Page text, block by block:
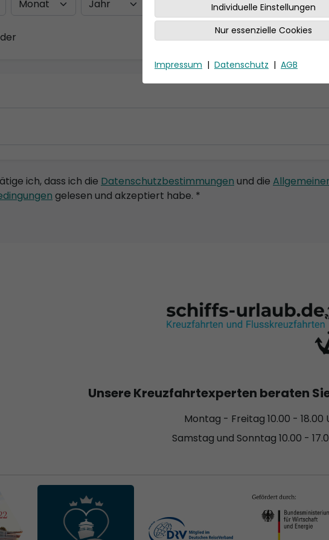
ich, dass ich die Datenschutzbestimmungen und die
gelesen und akzeptiert habe. *
Individuelle Einstellungen
Nur essenzielle Cookies
Impressum | Datenschutz | AGB
Unsere Kreuzfahrtexperten beraten
Montag - Freitag 10.00 - 18.00
Samstag und Sonntag 10.00 -